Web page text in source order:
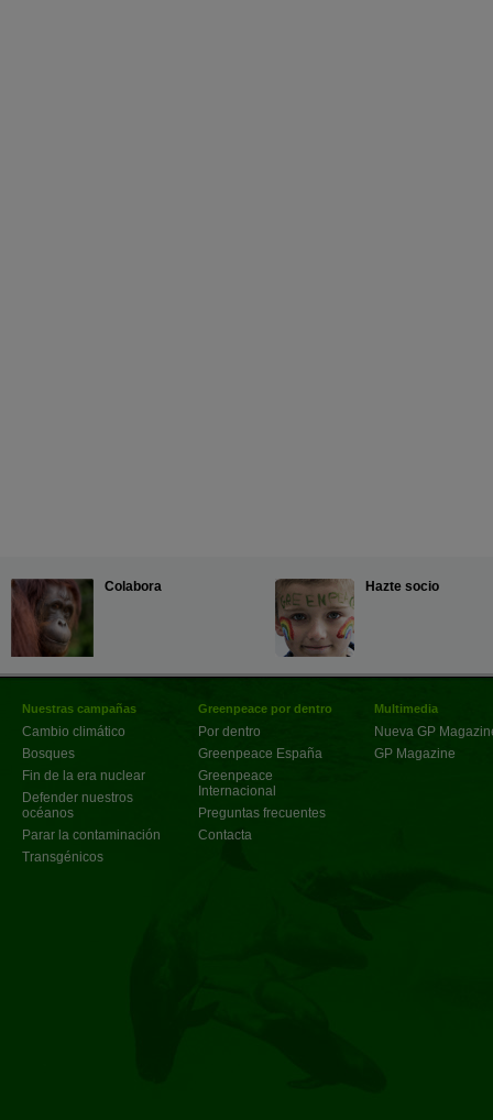
Colabora Hazte socio
Nuestras campañas
Cambio climático
Bosques
Fin de la era nuclear
Defender nuestros
océanos
Parar la contaminación
Transgénicos
Greenpeace por dentro
Por dentro
Greenpeace España
Greenpeace
Internacional
Preguntas frecuentes
Contacta
Multimedia
Nueva GP
GP Magazine